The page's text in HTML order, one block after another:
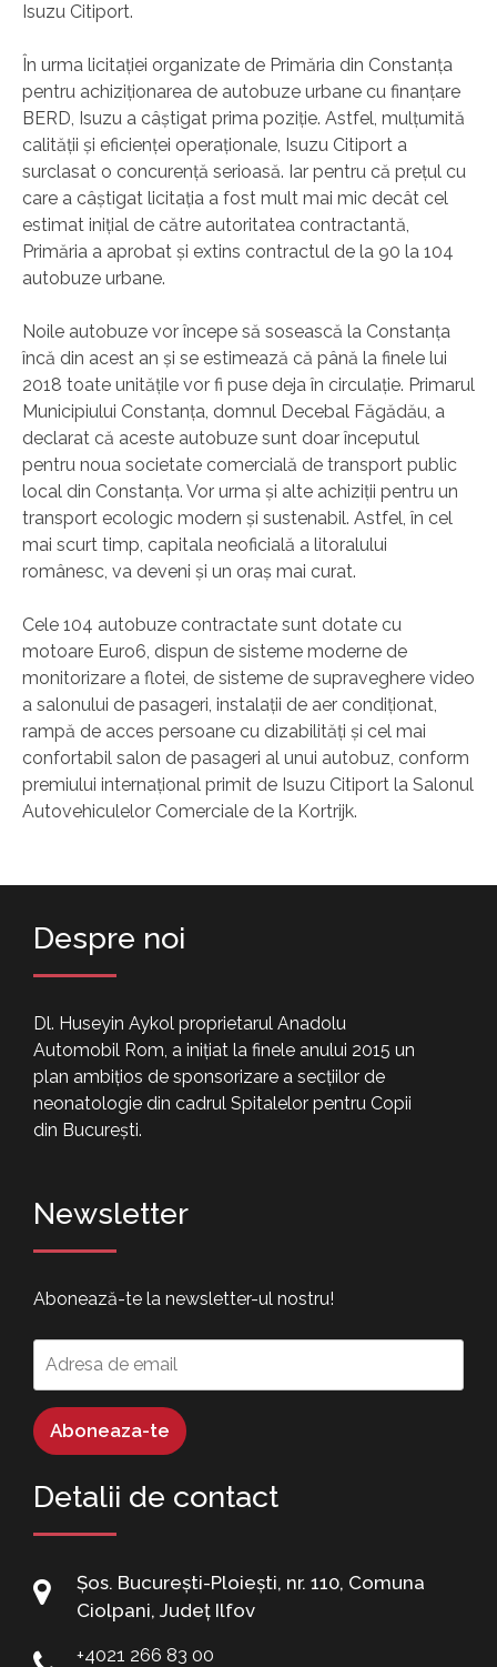
Isuzu Citiport.
În urma licitației organizate de Primăria din Constanța
pentru achiziționarea de autobuze urbane cu finanțare
BERD, Isuzu a câștigat prima poziție. Astfel, mulțumită
calității și eficienței operaționale, Isuzu Citiport a
surclasat o concurență serioasă. Iar pentru că prețul cu
care a câștigat licitația a fost mult mai mic decât cel
estimat inițial de către autoritatea contractantă,
Primăria a aprobat și extins contractul de la 90 la 104
autobuze urbane.
Noile autobuze vor începe să sosească la Constanța
încă din acest an și se estimează că până la finele lui
2018 toate unitățile vor fi puse deja în circulație. Primarul
Municipiului Constanța, domnul Decebal Făgădău, a
declarat că aceste autobuze sunt doar începutul
pentru noua societate comercială de transport public
local din Constanța. Vor urma și alte achiziții pentru un
transport ecologic modern și sustenabil. Astfel, în cel
mai scurt timp, capitala neoficială a litoralului
românesc, va deveni și un oraș mai curat.
Cele 104 autobuze contractate sunt dotate cu
motoare Euro6, dispun de sisteme moderne de
monitorizare a flotei, de sisteme de supraveghere video
a salonului de pasageri, instalații de aer condiționat,
rampă de acces persoane cu dizabilități și cel mai
confortabil salon de pasageri al unui autobuz, conform
premiului internațional primit de Isuzu Citiport la Salonul
Autovehiculelor Comerciale de la Kortrijk.
Despre noi
Dl. Huseyin Aykol proprietarul Anadolu
Automobil Rom, a inițiat la finele anului 2015 un
plan ambițios de sponsorizare a secțiilor de
neonatologie din cadrul Spitalelor pentru Copii
din București.
Newsletter
Abonează-te la newsletter-ul nostru!
Detalii de contact
Șos. București-Ploiești, nr. 110, Comuna
Ciolpani, Județ Ilfov
+4021 266 83 00